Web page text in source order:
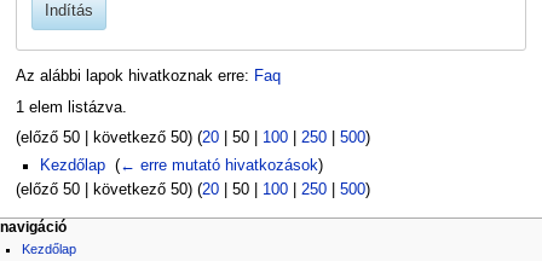
Indítás
Az alábbi lapok hivatkoznak erre: Faq
1 elem listázva.
(előző 50| következő 50) (20| 50| 100| 250| 500)
Kezdőlap (← erre mutató hivatkozások)
(előző 50| következő 50) (20| 50| 100| 250| 500)
navigáció
Kezdőlap